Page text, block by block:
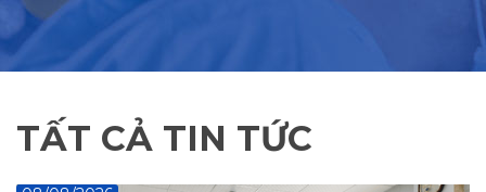
TẤT CẢ TIN TỨC